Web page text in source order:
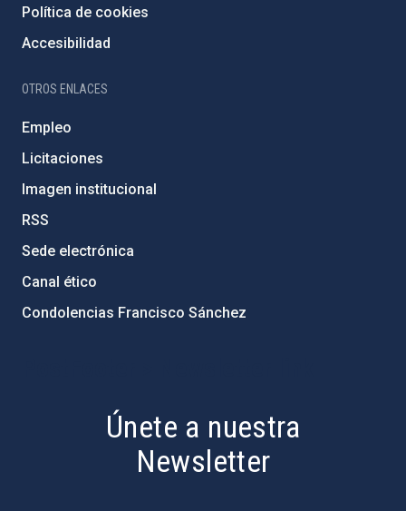
Política de cookies
Accesibilidad
OTROS ENLACES
Empleo
Licitaciones
Imagen institucional
RSS
Sede electrónica
Canal ético
Condolencias Francisco Sánchez
Únete a nuestra
Newsletter